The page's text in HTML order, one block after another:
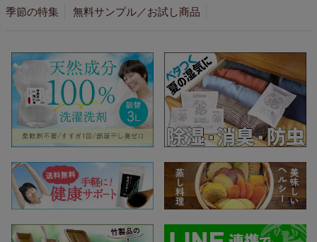
季節の特集 無料サンプル／お試し商品